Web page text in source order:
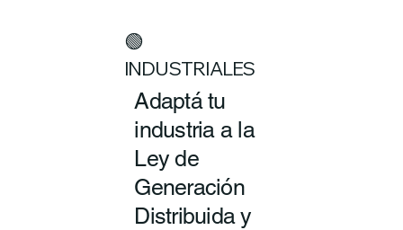
🟢
INDUSTRIALES
Adaptá tu
industria a la
Ley de
Generación
Distribuida y